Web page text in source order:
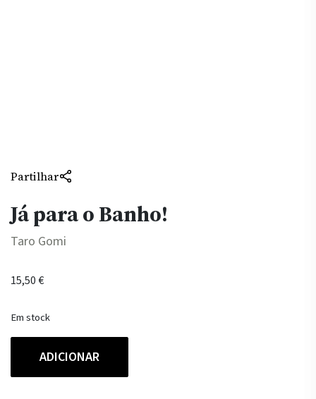
Partilhar
Já para o Banho!
Taro Gomi
15,50€
Em stock
Já
ADICIONAR